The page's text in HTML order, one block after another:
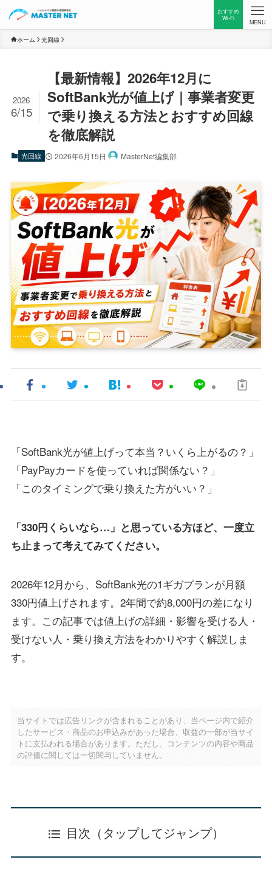
おすすめ
Wi-Fi
MENU
ホーム 光回線
【最新情報】2026年12月に
SoftBank光が値上げ｜事業者変更
で乗り換える方法とおすすめ回線
を徹底解説
2026
6/15
光回線 2026年6月15日 MasterNet編集部
「SoftBank光が値上げって本当？いくら上がるの？」
「PayPayカードを使っていれば関係ない？」
「このタイミングで乗り換えた方がいい？」
「330円くらいなら…」と思っている方ほど、一度立
ち止まって考えてみてください。
2026年12月から、SoftBank光の1ギガプランが月額
330円値上げされます。2年間で約8,000円の差になり
ます。この記事では値上げの詳細・影響を受ける人・
受けない人・乗り換え方法をわかりやすく解説しま
す。
当サイトでは広告リンクが含まれることがあり、当ページ内で紹介
したサービス・商品のお申込みがあった場合、収益の一部が当サイ
トに支払われる場合があります。ただし、コンテンツの内容や商品
の評価に関しては一切関与していません。
目次（タップしてジャンプ）